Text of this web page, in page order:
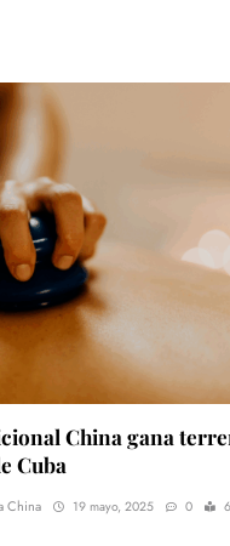
China gana
Cuba
China 19 mayo, 2025 0
6